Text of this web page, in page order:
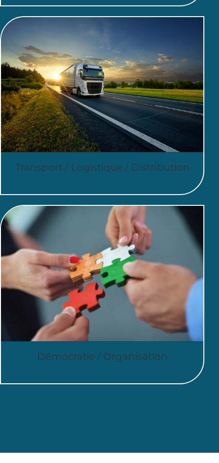
Transport / Logistique / Distribution
Démocratie / Organisation